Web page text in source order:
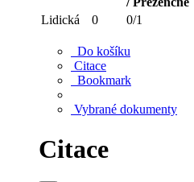
Lidická
0 0/1
Do košíku
Citace
Bookmark
Vybrané dokumenty
Citace